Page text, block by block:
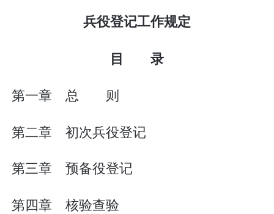
兵役登记工作规定
目 录
第一章 总 则
第二章 初次兵役登记
第三章 预备役登记
第四章 核验查验